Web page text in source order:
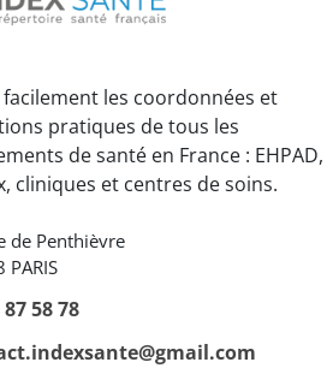
les coordonnées et
pratiques de tous les
de santé en France : EHPAD,
cliniques et centres de soins.
de Penthièvre
PARIS
58 78